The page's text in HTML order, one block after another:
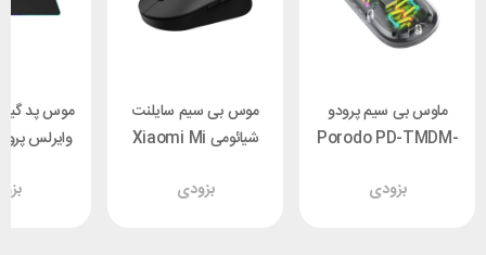
ماوس بی سیم پرودو
Porodo PD-TMDM-
بزودی
موس بی سیم سایلنت
شیائومی Xiaomi Mi
Wireless Mouse
بزودی
موس پد